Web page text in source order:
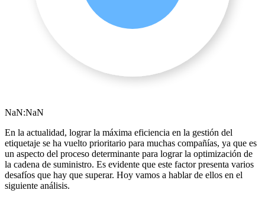
NaN:NaN
En la actualidad, lograr la máxima eficiencia en la gestión del
etiquetaje se ha vuelto prioritario para muchas compañías, ya que es
un aspecto del proceso determinante para lograr la optimización de
la cadena de suministro. Es evidente que este factor presenta varios
desafíos que hay que superar. Hoy vamos a hablar de ellos en el
siguiente análisis.